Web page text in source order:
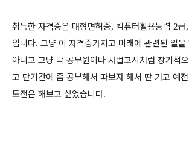
취득한 자격증은 대형면허증, 컴퓨터활용능력 2급,
입니다. 그냥 이 자격증가지고 미래에 관련된 일
아니고 그냥 막 공무원이나 사법고시처럼 장기적
고 단기간에 좀 공부해서 따보자 해서 딴 거고 예
도전은 해보고 싶었습니다.